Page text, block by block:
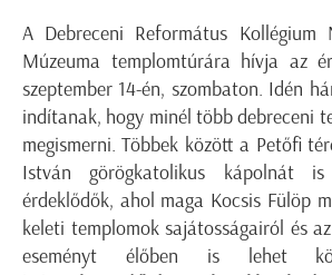
A Debreceni Református Kollégium
Múzeuma templomtúrára hívja az
szeptember 14-én, szombaton. Idén
indítanak, hogy minél több debreceni
megismerni. Többek között a Petőfi
István görögkatolikus kápolnát
érdeklődők, ahol maga Kocsis Fülöp
keleti templomok sajátosságairól és
eseményt élőben is lehet